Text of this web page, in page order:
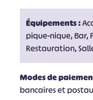
Équipements :
pique-nique, Bar,
Restauration,
Modes de
bancaires et